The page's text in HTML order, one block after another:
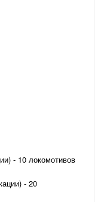
- 10 локомотивов
- 20